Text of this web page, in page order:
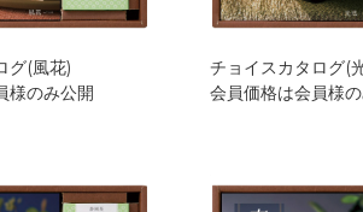
グ(風花)
様のみ公開
チョイスカタログ(
会員価格は会員様